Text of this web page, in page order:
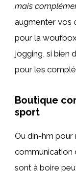
mais
augmenter vos
pour la woufbox
jogging, si bien
pour les
Boutique
sport
Ou din-hm pour
communication
sont à boire